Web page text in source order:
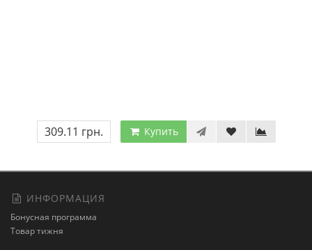
309.11 грн. Купить
ИНФОРМАЦИЯ
Бонусная программа
Товар тижня